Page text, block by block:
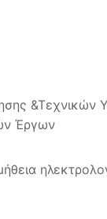
&Τεχνικών
Έργων